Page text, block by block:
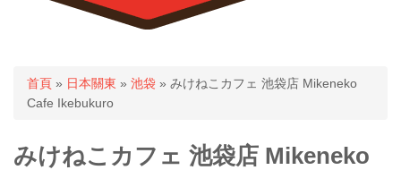
您在這裡
首頁 » 日本關東 » 池袋 » みけねこカフェ 池袋店 Mikeneko
Cafe Ikebukuro
みけねこカフェ 池袋店 Mikeneko